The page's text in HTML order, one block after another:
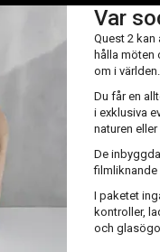
Var
Quest 2
hålla möten
om i världen.
Du får en
i exklusiva
naturen
De
filmliknande
I paketet
kontroller,
och